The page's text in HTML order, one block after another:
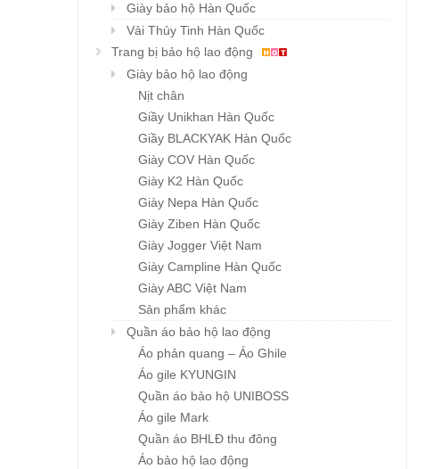
Giày bảo hộ Hàn Quốc
Vải Thủy Tinh Hàn Quốc
Trang bị bảo hộ lao động
Giày bảo hộ lao động
Nịt chân
Giầy Unikhan Hàn Quốc
Giầy BLACKYAK Hàn Quốc
Giày COV Hàn Quốc
Giày K2 Hàn Quốc
Giày Nepa Hàn Quốc
Giày Ziben Hàn Quốc
Giày Jogger Việt Nam
Giày Campline Hàn Quốc
Giày ABC Việt Nam
Sản phẩm khác
Quần áo bảo hộ lao động
Áo phản quang – Áo Ghile
Áo gile KYUNGIN
Quần áo bảo hộ UNIBOSS
Áo gile Mark
Quần áo BHLĐ thu đông
Áo bảo hộ lao động
Chi tiết
Màng nhựa PVc tĩnh điện
Giá : liên hệ